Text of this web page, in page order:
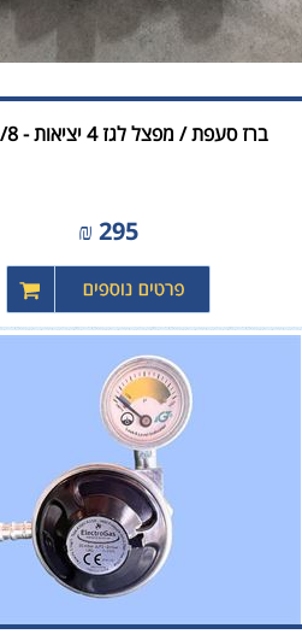
ברז סעפת / מפצל לגז 4 יציאות - 3/8" פלר
295
₪